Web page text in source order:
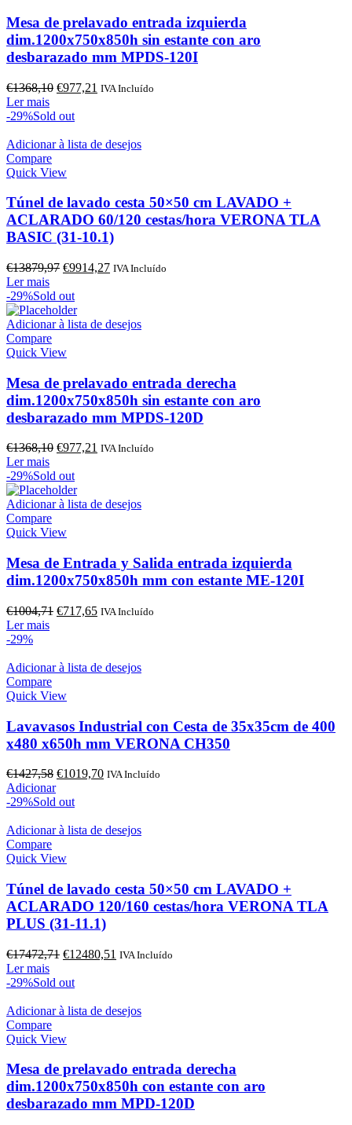
Mesa de prelavado entrada izquierda
dim.1200x750x850h sin estante con aro
desbarazado mm MPDS-120I
€1368,10 O
original
€1368,10.
€977,21 O
€977,21.
IVA Incluído
Ler mais
-29%Sold out
Adicionar à lista de desejos
Compare
Quick View
Túnel de lavado cesta 50×50 cm LAVADO +
ACLARADO 60/120 cestas/hora VERONA TLA
BASIC (31-10.1)
€13879,97 O
original
era:
€13879,97.
€9914,27O
€9914,27.
IVA Incluído
Ler mais
-29%Sold out
Adicionar à lista de desejos
Compare
Quick View
Mesa de prelavado entrada derecha
dim.1200x750x850h sin estante con aro
desbarazado mm MPDS-120D
€1368,10 O
original
era:
€1368,10.
€977,21 O
€977,21.
IVA Incluído
Ler mais
-29%Sold out
Adicionar à lista de desejos
Compare
Quick View
Mesa de Entrada y Salida entrada izquierda
dim.1200x750x850h mm con estante ME-120I
€1004,71 O
€1004,71.
€717,65O
€717,65.
IVA Incluído
Ler mais
-29%
Adicionar à lista de desejos
Compare
Quick View
Lavavasos Industrial con Cesta de 35x35cm de 400
x480 x650h mm VERONA CH350
€1427,58 O
preço
original
€1427,58.
€1019,70O
€1019,70.
IVA Incluído
Adicionar
-29%Sold out
Adicionar à lista de desejos
Compare
Quick View
Túnel de lavado cesta 50×50 cm LAVADO +
ACLARADO 120/160 cestas/hora VERONA TLA
PLUS (31-11.1)
€17472,71 O
original
€17472,71.
€12480,51 O
€12480,51.
IVA Incluído
Ler mais
-29%Sold out
Adicionar à lista de desejos
Compare
Quick View
Mesa de prelavado entrada derecha
dim.1200x750x850h con estante con aro
desbarazado mm MPD-120D